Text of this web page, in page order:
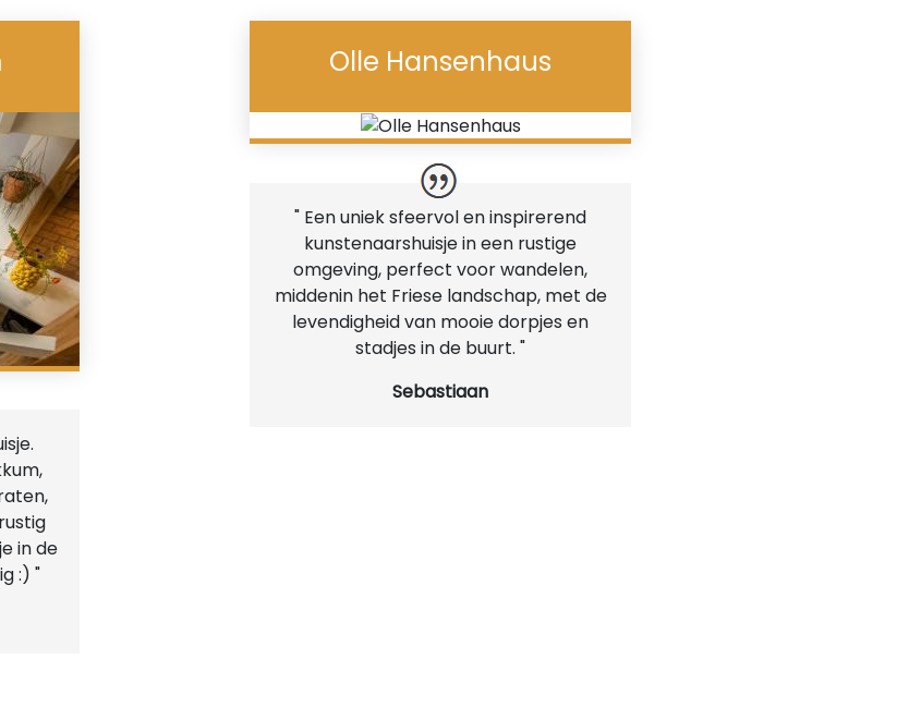
in de
:) "
Olle Hansenhaus
" Een uniek sfeervol en inspirerend
kunstenaarshuisje in een rustige
omgeving, perfect voor wandelen,
middenin het Friese landschap, met de
levendigheid van mooie dorpjes en
stadjes in de buurt. "
Sebastiaan